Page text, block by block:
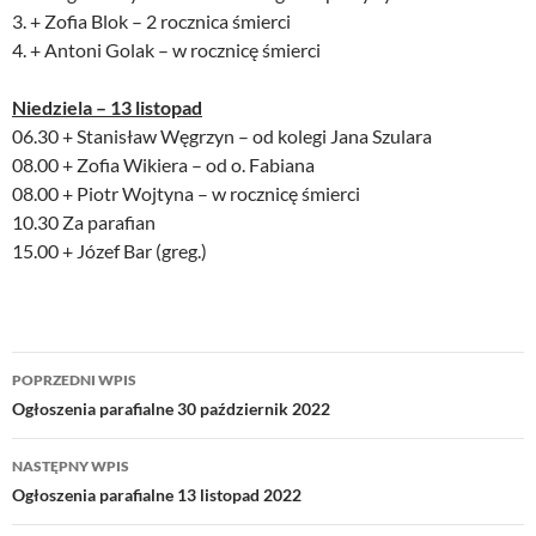
3. + Zofia Blok – 2 rocznica śmierci
4. + Antoni Golak – w rocznicę śmierci
Niedziela – 13 listopad
06.30 + Stanisław Węgrzyn – od kolegi Jana Szulara
08.00 + Zofia Wikiera – od o. Fabiana
08.00 + Piotr Wojtyna – w rocznicę śmierci
10.30 Za parafian
15.00 + Józef Bar (greg.)
Nawigacja
wpisu
POPRZEDNI WPIS
Ogłoszenia parafialne 30 październik 2022
NASTĘPNY WPIS
Ogłoszenia parafialne 13 listopad 2022